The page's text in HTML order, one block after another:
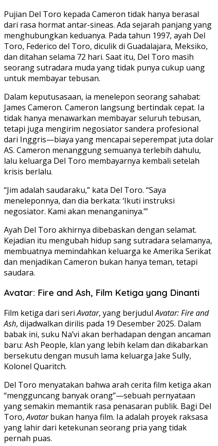
Pujian Del Toro kepada Cameron tidak hanya berasal
dari rasa hormat antar-sineas. Ada sejarah panjang yang
menghubungkan keduanya. Pada tahun 1997, ayah Del
Toro, Federico del Toro, diculik di Guadalajara, Meksiko,
dan ditahan selama 72 hari. Saat itu, Del Toro masih
seorang sutradara muda yang tidak punya cukup uang
untuk membayar tebusan.
Dalam keputusasaan, ia menelepon seorang sahabat:
James Cameron. Cameron langsung bertindak cepat. Ia
tidak hanya menawarkan membayar seluruh tebusan,
tetapi juga mengirim negosiator sandera profesional
dari Inggris—biaya yang mencapai seperempat juta dolar
AS. Cameron menanggung semuanya terlebih dahulu,
lalu keluarga Del Toro membayarnya kembali setelah
krisis berlalu.
“Jim adalah saudaraku,” kata Del Toro. “Saya
meneleponnya, dan dia berkata: ‘Ikuti instruksi
negosiator. Kami akan menanganinya.’”
Ayah Del Toro akhirnya dibebaskan dengan selamat.
Kejadian itu mengubah hidup sang sutradara selamanya,
membuatnya memindahkan keluarga ke Amerika Serikat
dan menjadikan Cameron bukan hanya teman, tetapi
saudara.
Avatar: Fire and Ash, Film Ketiga yang Dinanti
Film ketiga dari seriAvatar, yang berjudulAvatar: Fire and
Ash, dijadwalkan dirilis pada 19 Desember 2025. Dalam
babak ini, suku Na’vi akan berhadapan dengan ancaman
baru: Ash People, klan yang lebih kelam dan dikabarkan
bersekutu dengan musuh lama keluarga Jake Sully,
Kolonel Quaritch.
Del Toro menyatakan bahwa arah cerita film ketiga akan
“mengguncang banyak orang”—sebuah pernyataan
yang semakin memantik rasa penasaran publik. Bagi Del
Toro,Avatarbukan hanya film. Ia adalah proyek raksasa
yang lahir dari ketekunan seorang pria yang tidak
pernah puas.